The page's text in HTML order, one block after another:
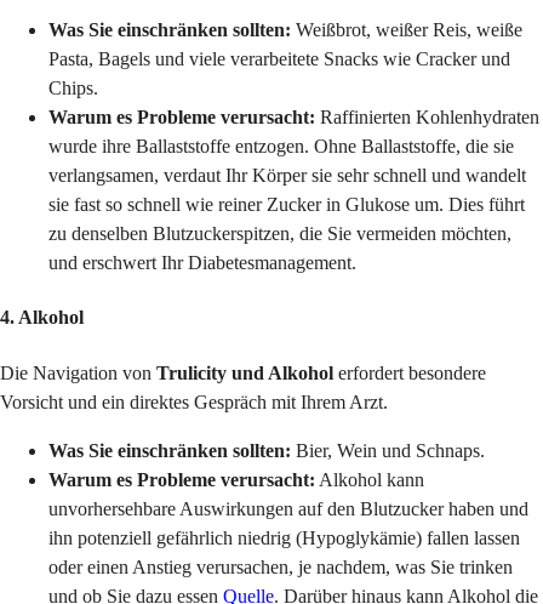
Was Sie einschränken sollten: Weißbrot, weißer Reis, weiße
Pasta, Bagels und viele verarbeitete Snacks wie Cracker und
Chips.
Warum es Probleme verursacht: Raffinierten Kohlenhydraten
wurde ihre Ballaststoffe entzogen. Ohne Ballaststoffe, die sie
verlangsamen, verdaut Ihr Körper sie sehr schnell und wandelt
sie fast so schnell wie reiner Zucker in Glukose um. Dies führt
zu denselben Blutzuckerspitzen, die Sie vermeiden möchten,
und erschwert Ihr Diabetesmanagement.
4. Alkohol
Die Navigation von Trulicity und Alkohol erfordert besondere
Vorsicht und ein direktes Gespräch mit Ihrem Arzt.
Was Sie einschränken sollten: Bier, Wein und Schnaps.
Warum es Probleme verursacht: Alkohol kann
unvorhersehbare Auswirkungen auf den Blutzucker haben und
ihn potenziell gefährlich niedrig (Hypoglykämie) fallen lassen
oder einen Anstieg verursachen, je nachdem, was Sie trinken
und ob Sie dazu essen Quelle. Darüber hinaus kann Alkohol die